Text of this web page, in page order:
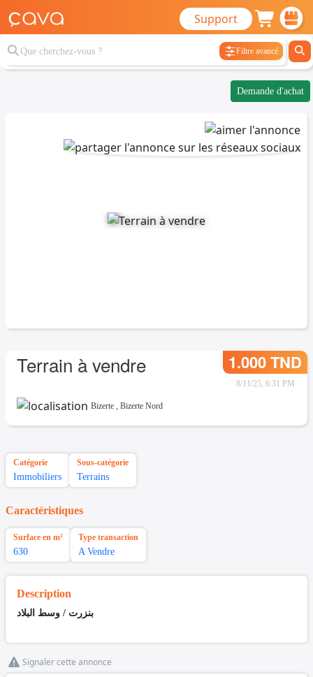
Support
Filtre avancé
Demande d'achat
Terrain à vendre 1.000 TND
8/11/25, 6:31 PM
Bizerte , Bizerte Nord
Catégorie
Immobiliers
Sous-catégorie
Terrains
Caractéristiques
Surface en m²
630
Type transaction
A Vendre
Description
Signaler cette annonce